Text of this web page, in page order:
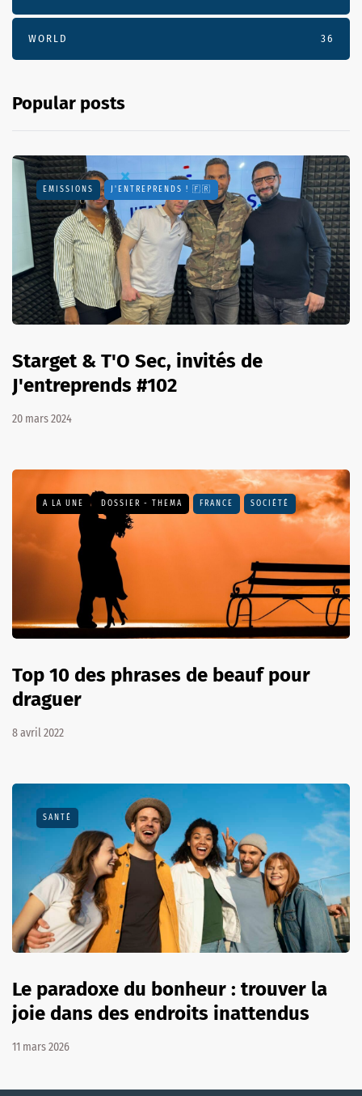
WORLD 36
Popular posts
EMISSIONS J'ENTREPRENDS ! 🇫🇷
Starget & T'O Sec, invités de
J'entreprends #102
20 mars 2024
A LA UNE DOSSIER - THEMA FRANCE SOCIÉTÉ
Top 10 des phrases de beauf pour
draguer
8 avril 2022
SANTÉ
Le paradoxe du bonheur : trouver la
joie dans des endroits inattendus
11 mars 2026